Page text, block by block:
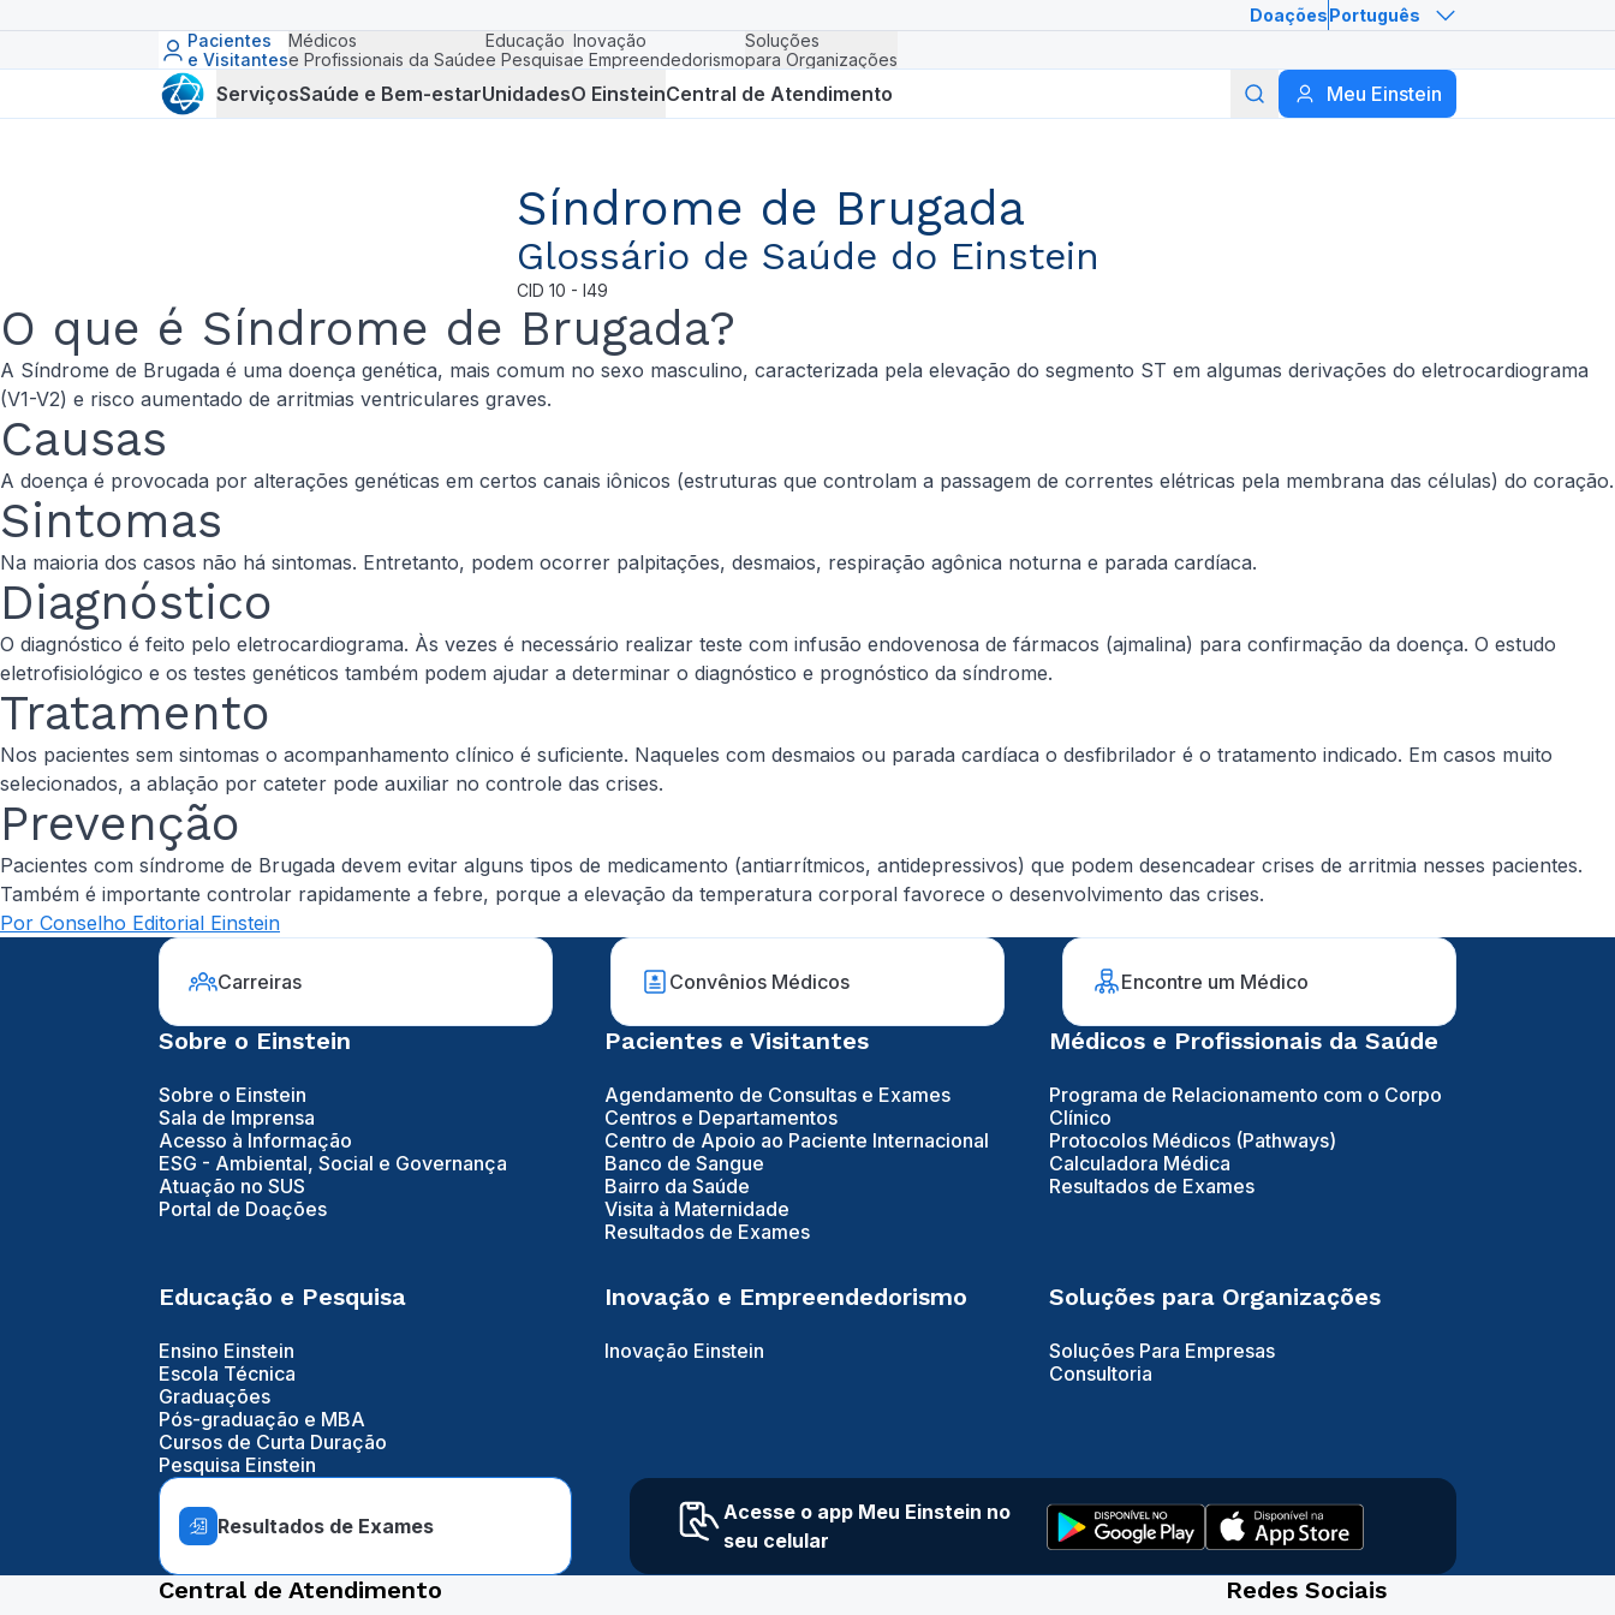
DoaçõesPortuguês
Pacientes
e Visitantes
Médicos
e Profissionais da Saúde
Educação
e Pesquisa
Inovação
e Empreendedorismo
Soluções
para Organizações
ServiçosSaúde e Bem-estarUnidadesO EinsteinCentral de Atendimento Meu Einstein
Buscar
Síndrome de Brugada
Glossário de Saúde do Einstein
CID 10 - I49
O que é Síndrome de Brugada?
A Síndrome de Brugada é uma doença genética, mais comum no sexo masculino, caracterizada pela elevação do segmento ST em algumas derivações do eletrocardiograma
(V1-V2) e risco aumentado de arritmias ventriculares graves.
Causas
A doença é provocada por alterações genéticas em certos canais iônicos (estruturas que controlam a passagem de correntes elétricas pela membrana das células) do coração.
Sintomas
Na maioria dos casos não há sintomas. Entretanto, podem ocorrer palpitações, desmaios, respiração agônica noturna e parada cardíaca.
Diagnóstico
O diagnóstico é feito pelo eletrocardiograma. Às vezes é necessário realizar teste com infusão endovenosa de fármacos (ajmalina) para confirmação da doença. O estudo
eletrofisiológico e os testes genéticos também podem ajudar a determinar o diagnóstico e prognóstico da síndrome.
Tratamento
Nos pacientes sem sintomas o acompanhamento clínico é suficiente. Naqueles com desmaios ou parada cardíaca o desfibrilador é o tratamento indicado. Em casos muito
selecionados, a ablação por cateter pode auxiliar no controle das crises.
Prevenção
Pacientes com síndrome de Brugada devem evitar alguns tipos de medicamento (antiarrítmicos, antidepressivos) que podem desencadear crises de arritmia nesses pacientes.
Também é importante controlar rapidamente a febre, porque a elevação da temperatura corporal favorece o desenvolvimento das crises.
Por Conselho Editorial Einstein
Carreiras Convênios Médicos Encontre um Médico
Sobre o Einstein
Sobre o Einstein
Sala de Imprensa
Acesso à Informação
ESG - Ambiental, Social e Governança
Atuação no SUS
Portal de Doações
Pacientes e Visitantes
Agendamento de Consultas e Exames
Centros e Departamentos
Centro de Apoio ao Paciente Internacional
Banco de Sangue
Bairro da Saúde
Visita à Maternidade
Resultados de Exames
Médicos e Profissionais da Saúde
Programa de Relacionamento com o Corpo
Clínico
Protocolos Médicos (Pathways)
Calculadora Médica
Resultados de Exames
Educação e Pesquisa
Ensino Einstein
Escola Técnica
Graduações
Pós-graduação e MBA
Cursos de Curta Duração
Pesquisa Einstein
Inovação e Empreendedorismo
Inovação Einstein
Soluções para Organizações
Soluções Para Empresas
Consultoria
Resultados de Exames
Acesse o app Meu Einstein no
seu celular
Central de Atendimento Redes Sociais